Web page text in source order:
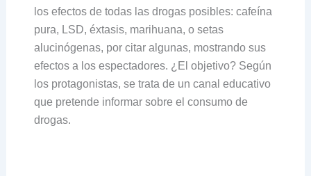
los efectos de todas las drogas posibles: cafeína
pura, LSD, éxtasis, marihuana, o setas
alucinógenas, por citar algunas, mostrando sus
efectos a los espectadores. ¿El objetivo? Según
los protagonistas, se trata de un canal educativo
que pretende informar sobre el consumo de
drogas.